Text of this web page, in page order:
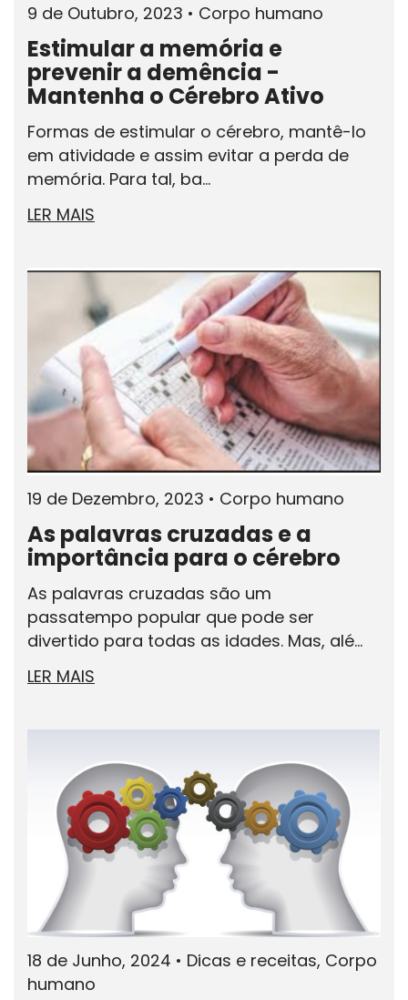
9 de Outubro, 2023 • Corpo humano
Estimular a memória e
prevenir a demência -
Mantenha o Cérebro Ativo
Formas de estimular o cérebro, mantê-lo
em atividade e assim evitar a perda de
memória. Para tal, ba...
LER MAIS
19 de Dezembro, 2023 • Corpo humano
As palavras cruzadas e a
importância para o cérebro
As palavras cruzadas são um
passatempo popular que pode ser
divertido para todas as idades. Mas, alé...
LER MAIS
18 de Junho, 2024 • Dicas e receitas, Corpo
humano